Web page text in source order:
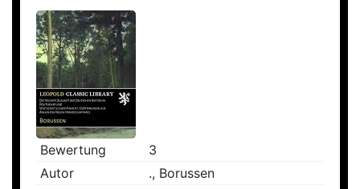
Bewertung
3
Autor
., Borussen